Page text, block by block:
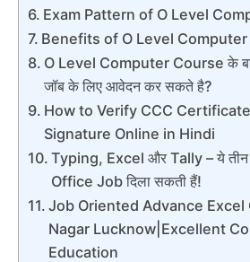
Exam Pattern of O Level
Benefits of O Level
O Level Computer Course के
जॉब के लिए आवेदन कर सकते है?
How to Verify CCC
Signature Online in Hindi
Typing, Excel और Tally – ये
Office Job दिला सकती हैं!
Job Oriented Advance Excel
Nagar Lucknow|Excellent
Education